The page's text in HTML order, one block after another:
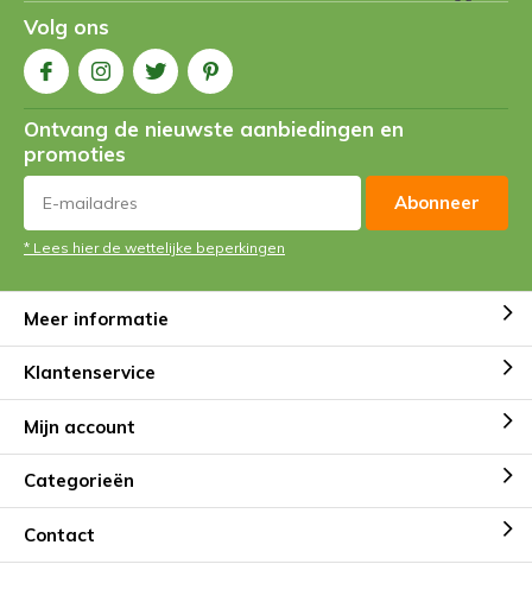
Volg ons
Ontvang de nieuwste aanbiedingen en
promoties
Abonneer
* Lees hier de wettelijke beperkingen
Meer informatie
Klantenservice
Mijn account
Categorieën
Contact